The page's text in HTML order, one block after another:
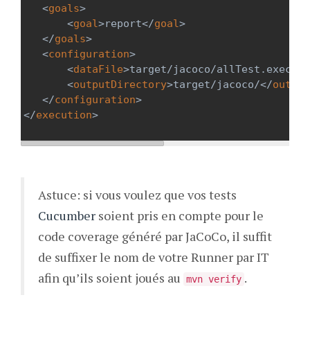
<goals>
<goal>report</goal>
</goals>
<configuration>
<dataFile>target/jacoco/allTest.exec
<outputDirectory>target/jacoco/</
</configuration>
</execution>
Astuce: si vous voulez que vos tests
Cucumber soient pris en compte pour le
code coverage généré par JaCoCo, il suffit
de suffixer le nom de votre Runner par IT
afin qu’ils soient joués au
mvn verify .